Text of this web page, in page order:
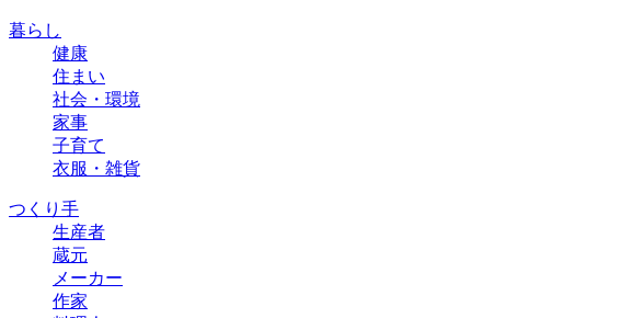
暮らし
健康
住まい
社会・環境
家事
子育て
衣服・雑貨
つくり手
生産者
蔵元
メーカー
作家